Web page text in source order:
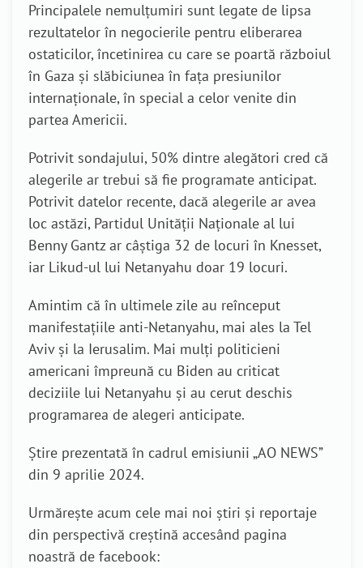
Principalele nemulțumiri sunt legate de lipsa
rezultatelor în negocierile pentru eliberarea
ostaticilor, încetinirea cu care se poartă războiul
în Gaza și slăbiciunea în fața presiunilor
internaționale, în special a celor venite din
partea Americii.
Potrivit sondajului, 50% dintre alegători cred că
alegerile ar trebui să fie programate anticipat.
Potrivit datelor recente, dacă alegerile ar avea
loc astăzi, Partidul Unității Naționale al lui
Benny Gantz ar câștiga 32 de locuri în Knesset,
iar Likud-ul lui Netanyahu doar 19 locuri.
Amintim că în ultimele zile au reînceput
manifestațiile anti-Netanyahu, mai ales la Tel
Aviv și la Ierusalim. Mai mulți politicieni
americani împreună cu Biden au criticat
deciziile lui Netanyahu și au cerut deschis
programarea de alegeri anticipate.
Știre prezentată în cadrul emisiunii „AO NEWS”
din 9 aprilie 2024.
Urmărește acum cele mai noi știri și reportaje
din perspectivă creștină accesând pagina
noastră de facebook: